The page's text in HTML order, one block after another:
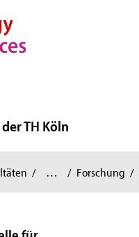
TH Köln
/ … / Forschung /